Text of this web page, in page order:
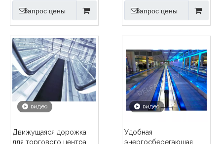
Общественный
Тихий
Запрос цены
система метро
Запрос цены
видео
Движущаяся дорожка
для торгового центра,
видео
Удобная
энергосберегающая